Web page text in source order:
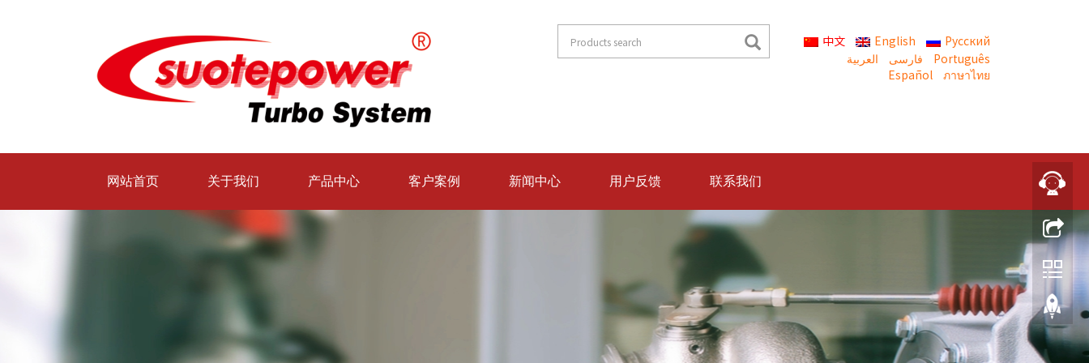
中文 English
Русский
العربية
Português
Español
ภาษาไทย
网站首页 关于我们 产品中心 客户案例 新闻中心 用户反馈 联系我们